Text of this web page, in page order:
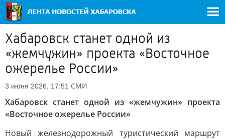
Хабаровск станет одной из
«жемчужин» проекта «Восточное
ожерелье России»
3 июня 2026, 17:51 СМИ
Хабаровск станет одной из «жемчужин» проекта
«Восточное ожерелье России»
Новый железнодорожный туристический маршрут